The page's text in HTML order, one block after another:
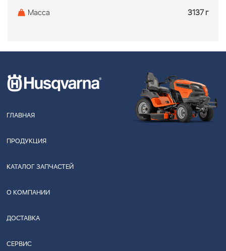
Масса 3137 г
ГЛАВНАЯ
ПРОДУКЦИЯ
КАТАЛОГ ЗАПЧАСТЕЙ
О КОМПАНИИ
ДОСТАВКА
СЕРВИС